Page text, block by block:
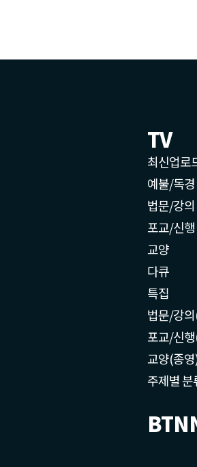
TV
최신업로
예불/독경
법문/강의
포교/신행
교양
다큐
특집
법문/강
포교/신
교양(종
주제별 분